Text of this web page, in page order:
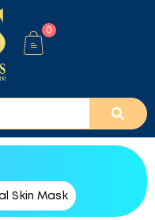
0
Skin Mask